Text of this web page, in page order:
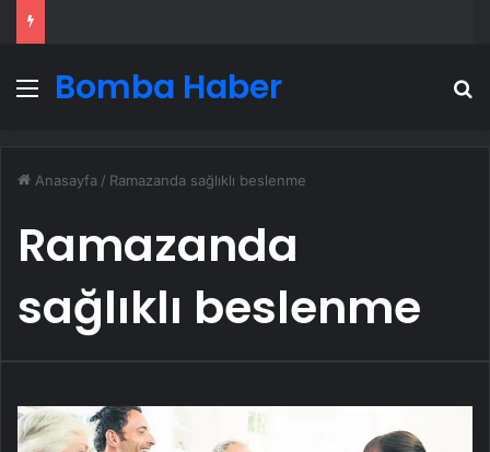
Menü
Bomba Haber
Anasayfa / Ramazanda sağlıklı beslenme
Ramazanda
sağlıklı beslenme